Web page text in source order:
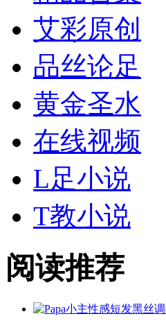
艾彩原创
品丝论足
黄金圣水
在线视频
L足小说
T教小说
阅读推荐